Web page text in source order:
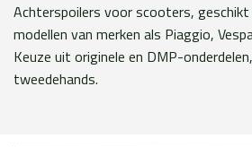
Achterspoilers voor scooters,
modellen van merken als Piaggio,
Keuze uit originele en DMP-
tweedehands.